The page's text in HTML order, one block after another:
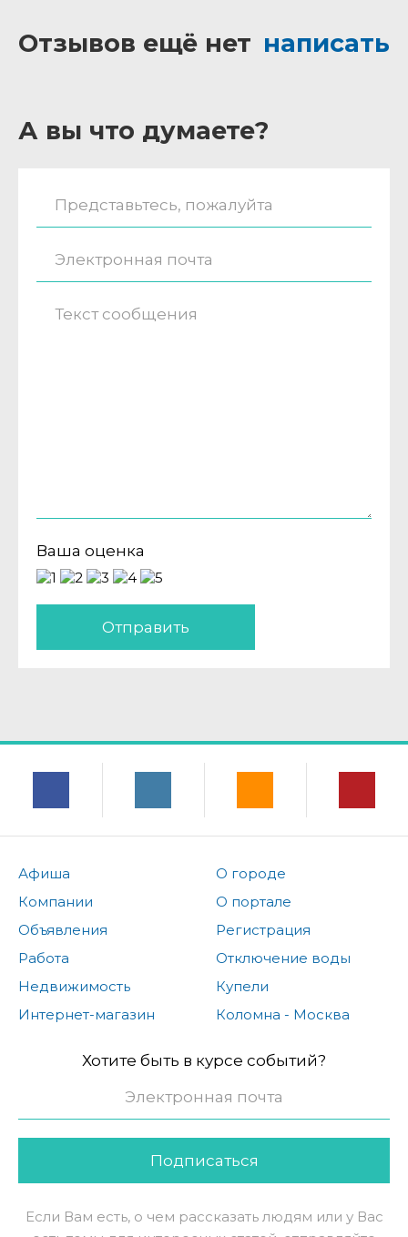
Отзывов ещё нет написать
А вы что думаете?
Ваша оценка
Отправить
Афиша
Компании
Объявления
Работа
Недвижимость
Интернет-магазин
О городе
О портале
Регистрация
Отключение воды
Купели
Коломна - Москва
Хотите быть в курсе событий?
Подписаться
Если Вам есть, о чем рассказать людям или у Вас